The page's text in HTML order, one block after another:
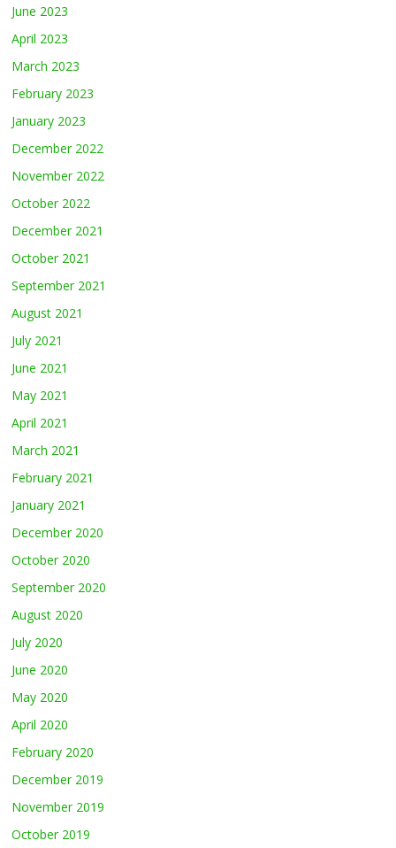
June 2023
April 2023
March 2023
February 2023
January 2023
December 2022
November 2022
October 2022
December 2021
October 2021
September 2021
August 2021
July 2021
June 2021
May 2021
April 2021
March 2021
February 2021
January 2021
December 2020
October 2020
September 2020
August 2020
July 2020
June 2020
May 2020
April 2020
February 2020
December 2019
November 2019
October 2019